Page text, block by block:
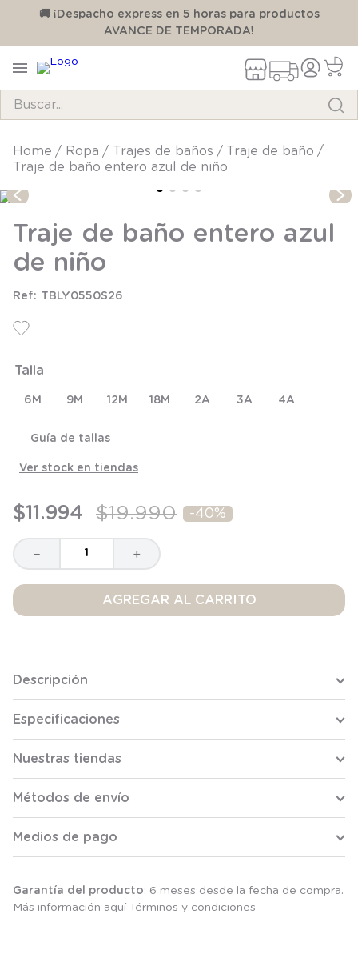
🚚 ¡Despacho express en 5 horas para productos
AVANCE DE TEMPORADA!
ropa trajes de baños
traje de baño
Traje de baño entero azul de niño
Traje de baño entero azul
de niño
TBLY0550S26
Talla
6M 9M 12M 18M 2A 3A 4A
Guía de tallas
Ver stock en tiendas
$11 .994 $19.990 -40%
＋
－
AGREGAR AL CARRITO
Descripción
Especificaciones
Nuestras tiendas
Métodos de envío
Medios de pago
Garantía del producto: 6 meses desde la fecha de compra.
Más información aquí Términos y condiciones
TÉRMINOS MÁS BUSCADOS
1.
3.
zapatillas
4.
body
5
manta
8.
9.
saco dormir